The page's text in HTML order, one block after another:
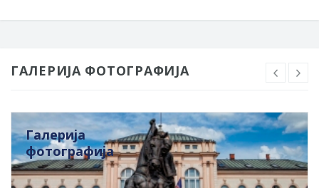
ГАЛЕРИЈА ФОТОГРАФИЈА
Галерија
фотографија